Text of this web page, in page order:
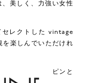
美しく、力強い女性
レクトした vintage
楽しんでいただけれ
なく、自分でピンと